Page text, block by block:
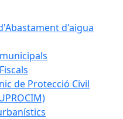
d'aigua
de Protecció Civil